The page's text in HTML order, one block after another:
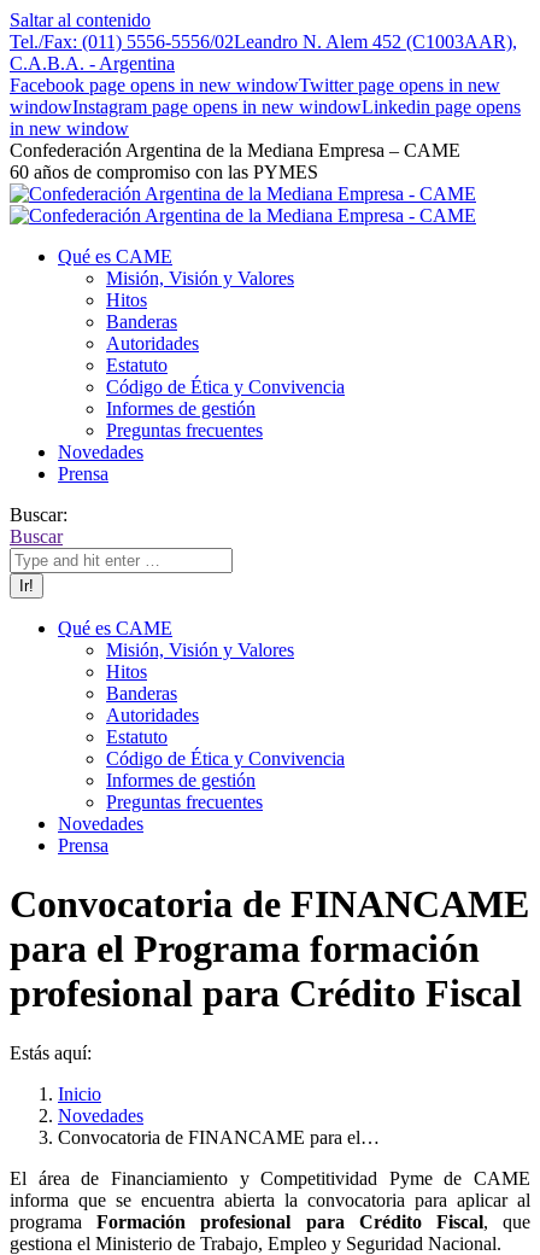
Saltar al contenido
Tel./Fax: (011) 5556-5556/02Leandro N. Alem 452 (C1003AAR),
C.A.B.A. - Argentina
Facebook page opens in new windowTwitter page opens in new
windowInstagram page opens in new windowLinkedin page opens
in new window
Confederación Argentina de la Mediana Empresa – CAME
60 años de compromiso con las PYMES
Qué es CAME
Misión, Visión y Valores
Hitos
Banderas
Autoridades
Estatuto
Código de Ética y Convivencia
Informes de gestión
Preguntas frecuentes
Novedades
Prensa
Buscar:
Buscar
Qué es CAME
Misión, Visión y Valores
Hitos
Banderas
Autoridades
Estatuto
Código de Ética y Convivencia
Informes de gestión
Preguntas frecuentes
Novedades
Prensa
Convocatoria de FINANCAME
para el Programa formación
profesional para Crédito Fiscal
Estás aquí:
Inicio
Novedades
Convocatoria de FINANCAME para el…
El área de Financiamiento y Competitividad Pyme de CAME
informa que se encuentra abierta la convocatoria para aplicar al
programaFormación profesional para Crédito Fiscal,
que
gestiona el Ministerio de Trabajo, Empleo y Seguridad Nacional.